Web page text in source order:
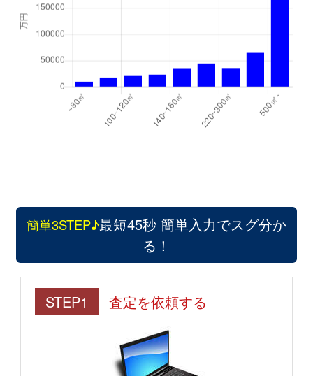
簡単3STEP♪最短45秒 簡単入力でスグ分か
る！
STEP1 査定を依頼する